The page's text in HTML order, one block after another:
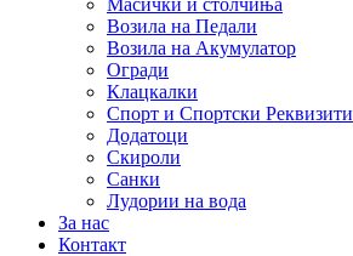
Mасички и столчиња
Возила на Педали
Возила на Акумулатор
Огради
Клацкалки
Спорт и Спортски Реквизити
Додатоци
Скироли
Санки
Лудории на вода
За нас
Контакт